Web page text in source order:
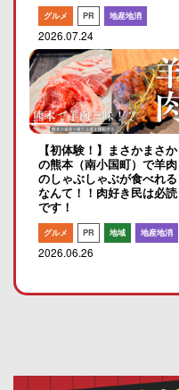
グルメ PR 地産地消
2026.07.24
【初体験！】まさかまさか
の熊本（南小国町）で羊肉
のしゃぶしゃぶが食べれる
なんて！！肉好き民は必読
です！
グルメ PR 地域 地産地消
2026.06.26